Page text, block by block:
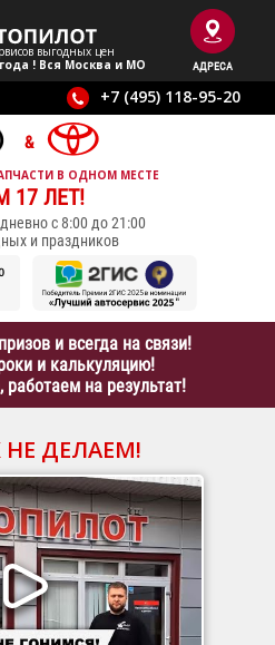
выгодныx цен
! Вся Москва и МО
АДРЕСА
+7 (495) 118-95-20
В ОДНОМ МЕСТЕ
17 ЛЕТ!
с 8:00 до 21:00
и праздников
и всегда на связи!
и калькуляцию!
на результат!
ДЕЛАЕМ!